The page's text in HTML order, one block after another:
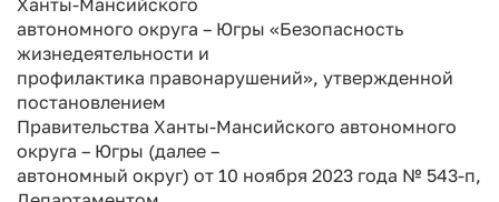
автономного округа – Югры «Безопасность
жизнедеятельности и
профилактика правонарушений», утвержденной
постановлением
Правительства Ханты-Мансийского автономного
округа – Югры (далее –
автономный округ) от 10 ноября 2023 года № 543-п,